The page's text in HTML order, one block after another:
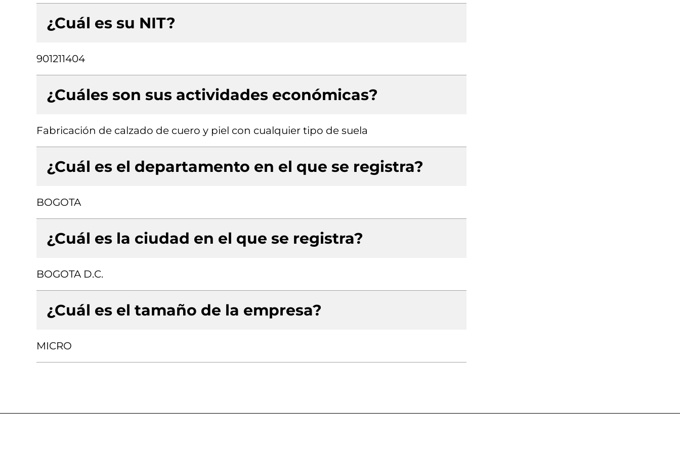
¿Cuál es su NIT?
901211404
¿Cuáles son sus actividades económicas?
Fabricación de calzado de cuero y piel con cualquier tipo de suela
¿Cuál es el departamento en el que se registra?
BOGOTA
¿Cuál es la ciudad en el que se registra?
BOGOTA D.C.
¿Cuál es el tamaño de la empresa?
MICRO